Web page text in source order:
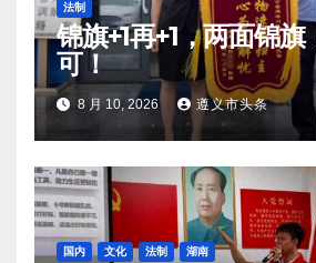
法制
锦旗+1再+1，两面锦旗
可！
8 月 10, 2026 遵义市头条
国内 文化 法制 湖南